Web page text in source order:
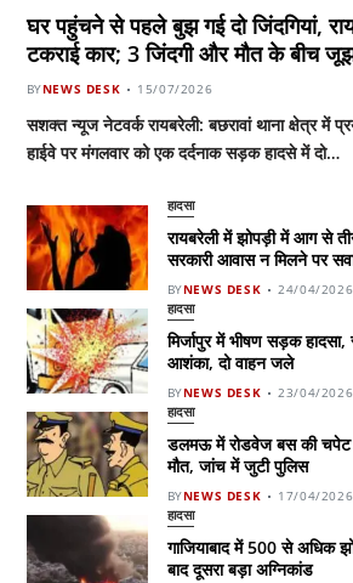
घर पहुंचने से पहले बुझ गई दो जिंदगियां,
टकराई कार; 3 जिंदगी और मौत के बीच
BYNEWS DESK 15/07/2026
सशक्त न्यूज नेटवर्क रायबरेली: बछरावां थाना क्षेत्र
हाईवे पर मंगलवार को एक दर्दनाक सड़क हादसे में दो…
हादसा
रायबरेली में झोपड़ी में आग से
सरकारी आवास न मिलने पर
BYNEWS DESK 24/04/2026
हादसा
मिर्जापुर में भीषण सड़क हादसा,
आशंका, दो वाहन जले
BYNEWS DESK 23/04/2026
हादसा
डलमऊ में रोडवेज बस की चपेट
मौत, जांच में जुटी पुलिस
BYNEWS DESK 17/04/2026
हादसा
गाजियाबाद में 500 से अधिक
बाद दूसरा बड़ा अग्निकांड